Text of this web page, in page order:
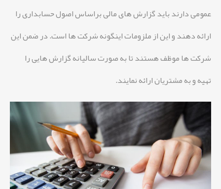
عمومی دارند باید گزارش های مالی براساس اصول حسابداری را
ارائه دهند و این از ملزومات اینگونه شرکت ها است. در ضمن این
شرکت ها موظف هستند تا به صورت سالیانه گزارش هایی را
تهیه و به مشتریان ارائه نمایند.